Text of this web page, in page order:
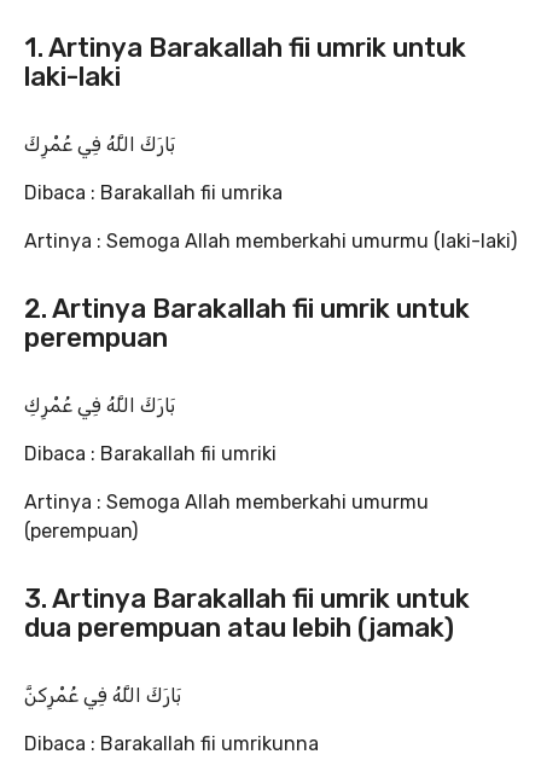
1. Artinya Barakallah fii umrik untuk
laki-laki
بَارَكَ اللَّهُ فِي عُمْرِكَ
Dibaca : Barakallah fii umrika
Artinya : Semoga Allah memberkahi umurmu (laki-laki)
2. Artinya Barakallah fii umrik untuk
perempuan
بَارَكَ اللَّهُ فِي عُمْرِكِ
Dibaca : Barakallah fii umriki
Artinya : Semoga Allah memberkahi umurmu
(perempuan)
3. Artinya Barakallah fii umrik untuk
dua perempuan atau lebih (jamak)
بَارَكَ اللَّهُ فِي عُمْرِكنَّ
Dibaca : Barakallah fii umrikunna